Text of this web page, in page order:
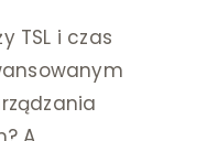
TSL i czas